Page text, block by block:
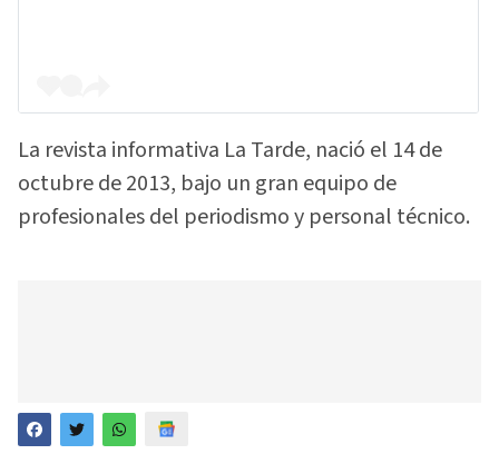
La revista informativa La Tarde, nació el 14 de
octubre de 2013, bajo un gran equipo de
profesionales del periodismo y personal técnico.